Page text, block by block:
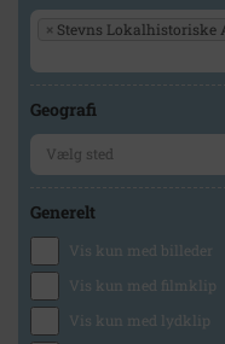
× Stevns Lokalhistoriske
Geografi
Generelt
Vis kun med billeder
Vis kun med filmklip
Vis kun med lydklip